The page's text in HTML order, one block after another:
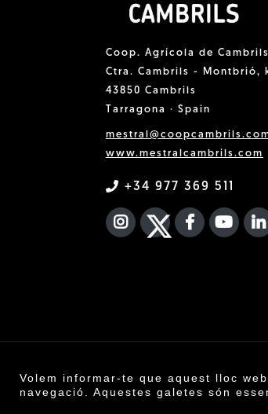
Volem informar-te que aquest lloc
navegació. Aquestes galetes són
Coop. Agrícola de Cambrils
Ctra. Cambrils - Montbrió,
43850 Cambrils
Tarragona · Spain
www.mestralcambrils.com
+34 977 369 511
INSTAGRAM
TWITTER
FACEBOOK